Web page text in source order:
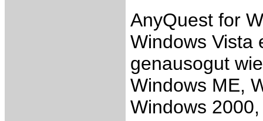
AnyQuest for
Windows Vista
genausogut
Windows ME,
Windows